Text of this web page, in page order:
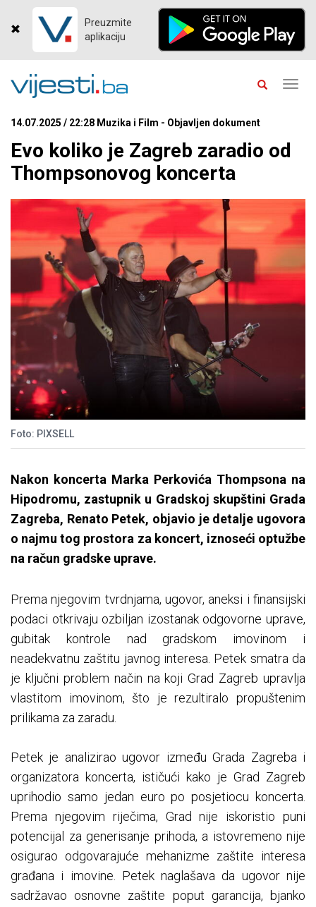
Preuzmite
aplikaciju
14.07.2025 / 22:28 Muzika i Film - Objavljen dokument
Evo koliko je Zagreb zaradio od
Thompsonovog koncerta
Foto: PIXSELL
Nakon koncerta Marka Perkovića Thompsona na
Hipodromu, zastupnik u Gradskoj skupštini Grada
Zagreba, Renato Petek, objavio je detalje ugovora
o najmu tog prostora za koncert, iznoseći optužbe
na račun gradske uprave.
Prema njegovim tvrdnjama, ugovor, aneksi i finansijski
podaci otkrivaju ozbiljan izostanak odgovorne uprave,
gubitak kontrole nad gradskom imovinom i
neadekvatnu zaštitu javnog interesa. Petek smatra da
je ključni problem način na koji Grad Zagreb upravlja
vlastitom imovinom, što je rezultiralo propuštenim
prilikama za zaradu.
Petek je analizirao ugovor između Grada Zagreba i
organizatora koncerta, ističući kako je Grad Zagreb
uprihodio samo jedan euro po posjetiocu koncerta.
Prema njegovim riječima, Grad nije iskoristio puni
potencijal za generisanje prihoda, a istovremeno nije
osigurao odgovarajuće mehanizme zaštite interesa
građana i imovine. Petek naglašava da ugovor nije
sadržavao osnovne zaštite poput garancija, bjanko